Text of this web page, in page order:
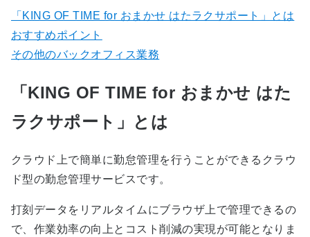
「KING OF TIME for おまかせ はたラクサポート」とは
おすすめポイント
その他のバックオフィス業務
「KING OF TIME for おまかせ はた
ラクサポート」とは
クラウド上で簡単に勤怠管理を行うことができるクラウ
ド型の勤怠管理サービスです。
打刻データをリアルタイムにブラウザ上で管理できるの
で、作業効率の向上とコスト削減の実現が可能となりま